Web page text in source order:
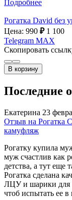
Подробнее
Рогатка David без
Цена: 990 ₽ 1 100
Telegram MAX
Скопировать
В корзину
Последние
Екатерина 23
Отзыв на Рогатка
камуфляж
Рогатку купила
муж счастлив как
детства, а тут еще
Рогатка сделана
ЛЦУ и шарики для
чтоб испытать ее